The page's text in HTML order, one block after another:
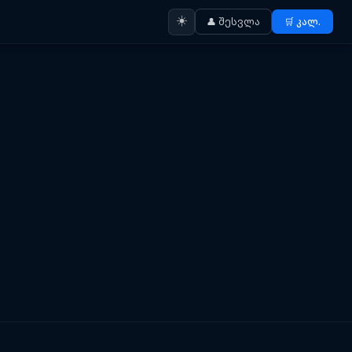
☀️ 👤 შესვლა 🛒 კალ.